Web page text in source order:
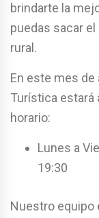
brindarte la
puedas sacar
rural.
En este mes de
Turística estará
horario:
Lunes a
19:30
Nuestro equipo